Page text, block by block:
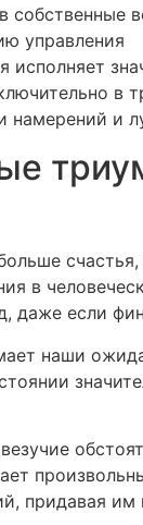
собственные
управления
и
в
даже если
наши
придавая им